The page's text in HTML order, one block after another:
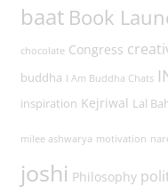
baat Book
chocolate Congress
buddha I Am Buddha Chats
inspiration Kejriwal Lal
milee ashwarya motivation
joshi Philosophy